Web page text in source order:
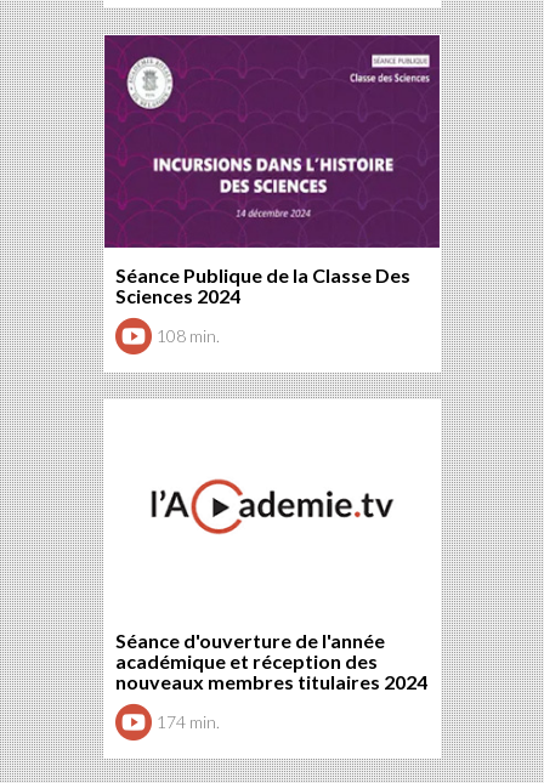
Séance Publique de la Classe Des
Sciences 2024
108 min.
Séance d'ouverture de l'année
académique et réception des
nouveaux membres titulaires 2024
174 min.